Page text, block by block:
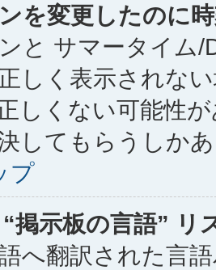
を変更したのに
と サマータイム
しく表示されな
しくない可能性
してもらうしか
プ
掲示板の言語” リ
へ翻訳された言